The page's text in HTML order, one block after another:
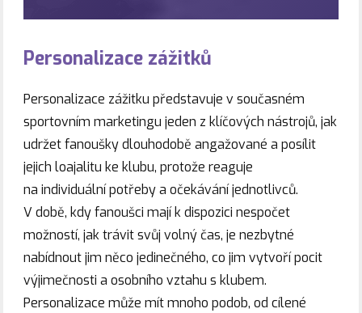
Personalizace zážitků
Personalizace zážitku představuje v současném
sportovním marketingu jeden z klíčových nástrojů, jak
udržet fanoušky dlouhodobě angažované a posílit
jejich loajalitu ke klubu, protože reaguje
na individuální potřeby a očekávání jednotlivců.
V době, kdy fanoušci mají k dispozici nespočet
možností, jak trávit svůj volný čas, je nezbytné
nabídnout jim něco jedinečného, co jim vytvoří pocit
výjimečnosti a osobního vztahu s klubem.
Personalizace může mít mnoho podob, od cílené